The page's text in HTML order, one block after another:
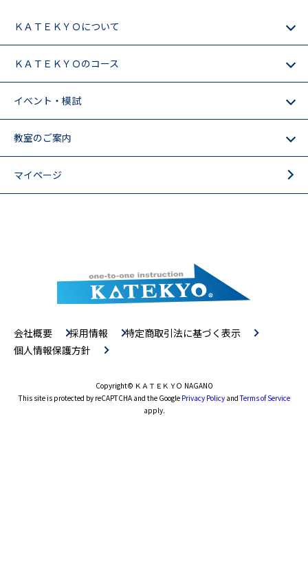
ＫＡＴＥＫＹＯについて
ＫＡＴＥＫＹＯのコース
イベント・模試
教室のご案内
マイページ
会社概要 採用情報
特定商取引法に基づく表示
個人情報保護方針
Copyright© ＫＡＴＥＫＹＯ NAGANO
This site is protected by reCAPTCHA and the Google Privacy PolicyandTerms of Service
apply.